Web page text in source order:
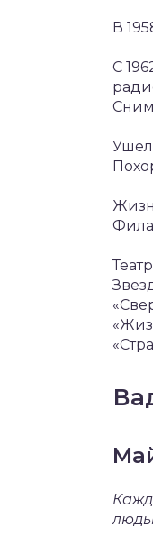
В
С
Ушёл